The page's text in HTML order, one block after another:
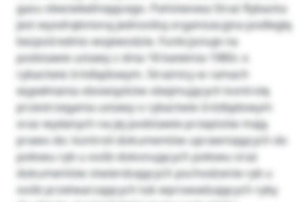
gazu obezwładniającego. Państwowa Straż Rybacka
jest wyodrębnioną jednostką organizacyjna podległą
bezpośrednio wojewodzie. Funkcjonuje na
podstawie ustawy z dnia 18 kwietnia 1985r. o
rybactwie śródlądowym. Strażnicy w ramach
wypełniania obowiązków obejmujących kontrolę
przestrzegania ustawy o rybactwie śródlądowym
oraz wydanych na jej podstawie przepisów mają
prawo do: kontroli dokumentów uprawniających do
połowu ryb u osób dokonujących połowu oraz
dokumentów stwierdzających pochodzenie ryb u
osób przetwarzających lub wprowadzających ryby